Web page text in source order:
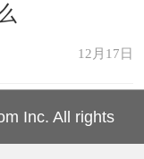
12月17日
Inc. All rights